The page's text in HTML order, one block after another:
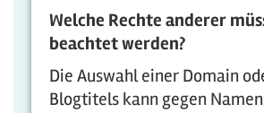
Welche Rechte anderer
beachtet werden?
Die Auswahl einer Domain
Blogtitels kann gegen